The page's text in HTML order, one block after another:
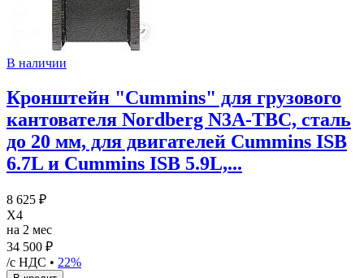
В наличии
Кронштейн "Cummins" для грузового
кантователя Nordberg N3A-TBC, сталь
до 20 мм, для двигателей Cummins ISB
6.7L и Cummins ISB 5.9L,...
8 625 ₽
X4
на 2 мес
34 500 ₽
/с НДС • 22%